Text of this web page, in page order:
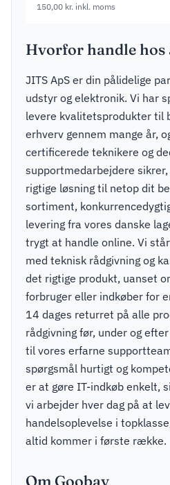
150,00 kr. inkl. moms
Hvorfor handle hos
JITS ApS er din pålidelige
udstyr og elektronik. Vi har
levere kvalitetsprodukter til
erhverv gennem mange år,
certificerede teknikere og
supportmedarbejdere
rigtige løsning til netop dit
sortiment,
levering fra vores danske
trygt at handle online. Vi
med teknisk rådgivning og
det rigtige produkt, uanset
forbruger eller indkøber for
14 dages returret på alle
rådgivning før, under og
til vores erfarne
spørgsmål hurtigt og
er at gøre IT-indkøb enkelt,
vi arbejder hver dag på at
handelsoplevelse i
altid kommer i første række.